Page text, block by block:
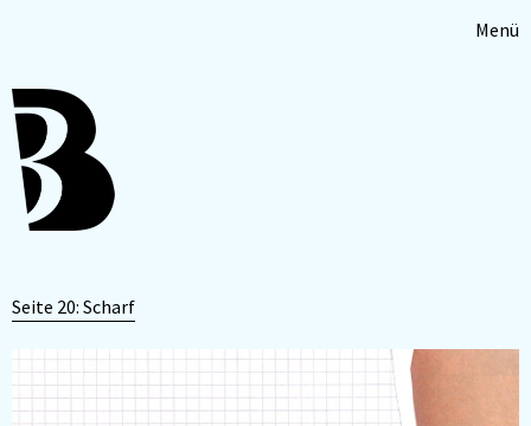
Menü
Seite 20: Scharf